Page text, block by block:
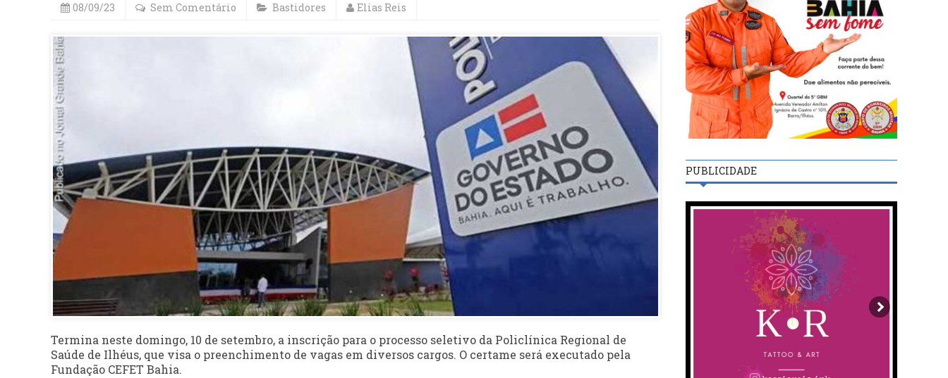
08/09/23 Sem Comentário Bastidores Elias Reis
Termina neste domingo, 10 de setembro, a inscrição para o processo seletivo da Policlínica Regional de
Saúde de Ilhéus, que visa o preenchimento de vagas em diversos cargos. O certame será executado pela
Fundação CEFET Bahia.
PUBLICIDADE